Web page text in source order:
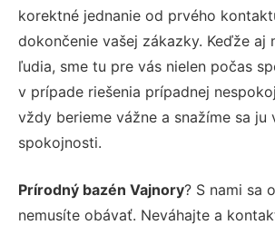
korektné jednanie od prvého
dokončenie vašej zákazky. Keďže aj
ľudia, sme tu pre vás nielen počas
v prípade riešenia prípadnej
vždy berieme vážne a snažíme sa ju
spokojnosti.
Prírodný bazén Vajnory? S nami sa
nemusíte obávať. Neváhajte a